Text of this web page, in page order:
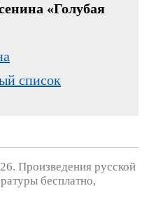
«Голубая
список
Произведения русской
бесплатно,